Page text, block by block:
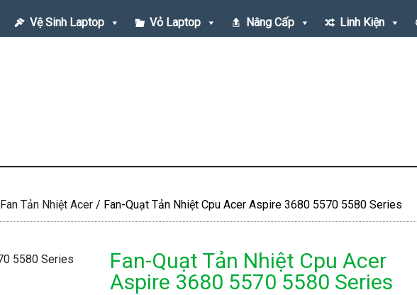
Vệ Sinh Laptop Vỏ Laptop Nâng Cấp Linh Kiện
Fan Tản Nhiệt Acer / Fan-Quạt Tản Nhiệt Cpu Acer Aspire 3680 5570 5580 Series
Fan-Quạt Tản Nhiệt Cpu Acer
Aspire 3680 5570 5580 Series